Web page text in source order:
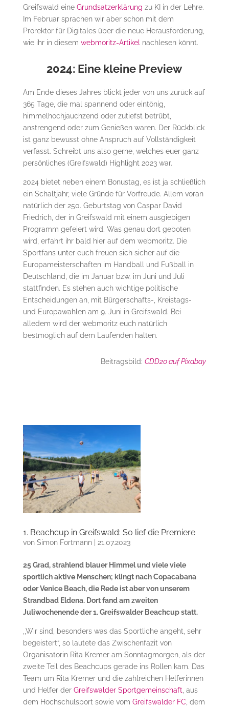
Greifswald eine Grundsatzerklärung zu KI in der Lehre.
Im Februar sprachen wir aber schon mit dem
Prorektor für Digitales über die neue Herausforderung,
wie ihr in diesem webmoritz-Artikel nachlesen könnt.
2024: Eine kleine Preview
Am Ende dieses Jahres blickt jeder von uns zurück auf
365 Tage, die mal spannend oder eintönig,
himmelhochjauchzend oder zutiefst betrübt,
anstrengend oder zum Genießen waren. Der Rückblick
ist ganz bewusst ohne Anspruch auf Vollständigkeit
verfasst. Schreibt uns also gerne, welches euer ganz
persönliches (Greifswald) Highlight 2023 war.
2024 bietet neben einem Bonustag, es ist ja schließlich
ein Schaltjahr, viele Gründe für Vorfreude. Allem voran
natürlich der 250. Geburtstag von Caspar David
Friedrich, der in Greifswald mit einem ausgiebigen
Programm gefeiert wird. Was genau dort geboten
wird, erfahrt ihr bald hier auf dem webmoritz. Die
Sportfans unter euch freuen sich sicher auf die
Europameisterschaften im Handball und Fußball in
Deutschland, die im Januar bzw. im Juni und Juli
stattfinden. Es stehen auch wichtige politische
Entscheidungen an, mit Bürgerschafts-, Kreistags-
und Europawahlen am 9. Juni in Greifswald. Bei
alledem wird der webmoritz euch natürlich
bestmöglich auf dem Laufenden halten.
Beitragsbild:CDD20 auf Pixabay
1. Beachcup in Greifswald: So lief die Premiere
von Simon Fortmann| 21.07.2023
25 Grad, strahlend blauer Himmel und viele viele
sportlich aktive Menschen; klingt nach Copacabana
oder Venice Beach, die Rede ist aber von unserem
Strandbad Eldena. Dort fand am zweiten
Juliwochenende der 1. Greifswalder Beachcup statt.
,,Wir sind, besonders was das Sportliche angeht, sehr
begeistert“, so lautete das Zwischenfazit von
Organisatorin Rita Kremer am Sonntagmorgen, als der
zweite Teil des Beachcups gerade ins Rollen kam. Das
Team um Rita Kremer und die zahlreichen Helferinnen
und Helfer der Greifswalder Sportgemeinschaft , aus
dem Hochschulsport sowie vom Greifswalder FC , dem